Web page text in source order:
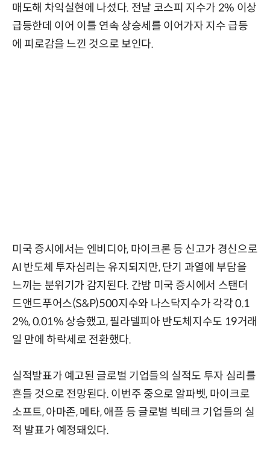
매도해 차익실현에 나섰다. 전날 코스피 지수가 2% 이상
급등한데 이어 이틀 연속 상승세를 이어가자 지수 급등
에 피로감을 느낀 것으로 보인다.
미국 증시에서는 엔비디아, 마이크론 등 신고가 경신으로
AI 반도체 투자심리는 유지되지만, 단기 과열에 부담을
느끼는 분위기가 감지된다. 간밤 미국 증시에서 스탠더
드앤드푸어스(S&P)500지수와 나스닥지수가 각각 0.1
2%, 0.01% 상승했고, 필라델피아 반도체지수도 19거래
일 만에 하락세로 전환했다.
실적발표가 예고된 글로벌 기업들의 실적도 투자 심리를
흔들 것으로 전망된다. 이번주 중으로 알파벳, 마이크로
소프트, 아마존, 메타, 애플 등 글로벌 빅테크 기업들의 실
적 발표가 예정돼있다.